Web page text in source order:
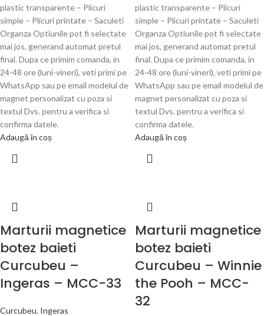
plastic transparente – Plicuri
simple – Plicuri printate – Saculeti
Organza Optiunile pot fi selectate
mai jos, generand automat pretul
final. Dupa ce primim comanda, in
24-48 ore (luni-vineri), veti primi pe
WhatsApp sau pe email modelul de
magnet personalizat cu poza si
textul Dvs. pentru a verifica si
confirma datele.
Adaugă în coș
plastic transparente – Plicuri
simple – Plicuri printate – Saculeti
Organza Optiunile pot fi selectate
mai jos, generand automat pretul
final. Dupa ce primim comanda, in
24-48 ore (luni-vineri), veti primi pe
WhatsApp sau pe email modelul de
magnet personalizat cu poza si
textul Dvs. pentru a verifica si
confirma datele.
Adaugă în coș
Marturii magnetice
botez baieti
Curcubeu –
Ingeras – MCC-33
Curcubeu, Ingeras
Marturii magnetice
botez baieti
Curcubeu – Winnie
the Pooh – MCC-
32